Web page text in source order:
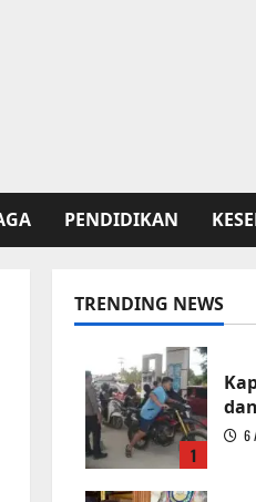
PENDIDIKAN
TRENDING NEWS
1
6